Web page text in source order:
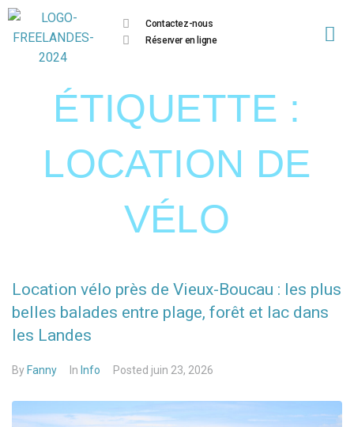
Contactez-nous
Réserver en ligne
ÉTIQUETTE :
LOCATION DE
VÉLO
Location vélo près de Vieux-Boucau : les plus
belles balades entre plage, forêt et lac dans
les Landes
By Fanny In Info Posted juin 23, 2026